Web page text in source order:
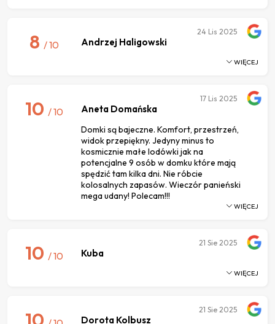
8 / 10 Andrzej Haligowski
24 Lis 2025
WIĘCEJ
10 / 10 Aneta Domańska
Domki są bajeczne. Komfort, przestrzeń,
widok przepiękny. Jedyny minus to
kosmicznie małe lodówki jak na
potencjalne 9 osób w domku które mają
spędzić tam kilka dni. Nie róbcie
kolosalnych zapasów. Wieczór panieński
mega udany! Polecam!!!
17 Lis 2025
WIĘCEJ
10 / 10 Kuba
21 Sie 2025
WIĘCEJ
Dorota Kolbusz
21 Sie 2025